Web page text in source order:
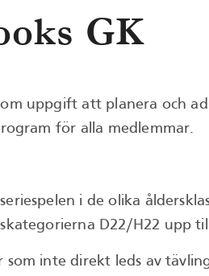
GK
uppgift att planera och
för alla medlemmar.
i de olika
D22/H22 upp
inte direkt leds av